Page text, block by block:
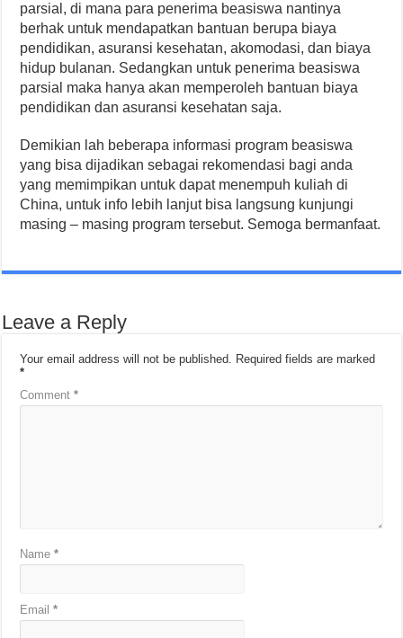
parsial, di mana para penerima beasiswa nantinya
berhak untuk mendapatkan bantuan berupa biaya
pendidikan, asuransi kesehatan, akomodasi, dan biaya
hidup bulanan. Sedangkan untuk penerima beasiswa
parsial maka hanya akan memperoleh bantuan biaya
pendidikan dan asuransi kesehatan saja.
Demikian lah beberapa informasi program beasiswa
yang bisa dijadikan sebagai rekomendasi bagi anda
yang memimpikan untuk dapat menempuh kuliah di
China, untuk info lebih lanjut bisa langsung kunjungi
masing – masing program tersebut. Semoga bermanfaat.
Leave a Reply
Your email address will not be published. Required fields are marked
*
Comment*
Name*
Email*